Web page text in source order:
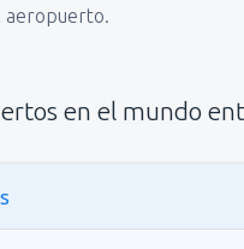
aeropuerto.
en el mundo